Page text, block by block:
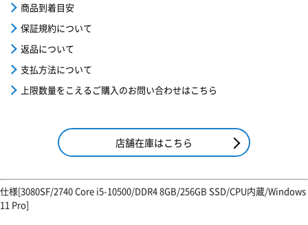
商品到着目安
保証規約について
返品について
支払方法について
上限数量をこえるご購入のお問い合わせはこちら
店舗在庫はこちら
仕様[3080SF/2740 Core i5-10500/DDR4 8GB/256GB SSD/CPU内蔵/Windows
11 Pro]